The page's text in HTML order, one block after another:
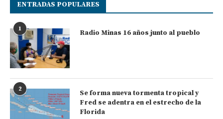
ENTRADAS POPULARES
1 Radio Minas 16 años junto al pueblo
2
Se forma nueva tormenta tropical y
Fred se adentra en el estrecho de la
Florida